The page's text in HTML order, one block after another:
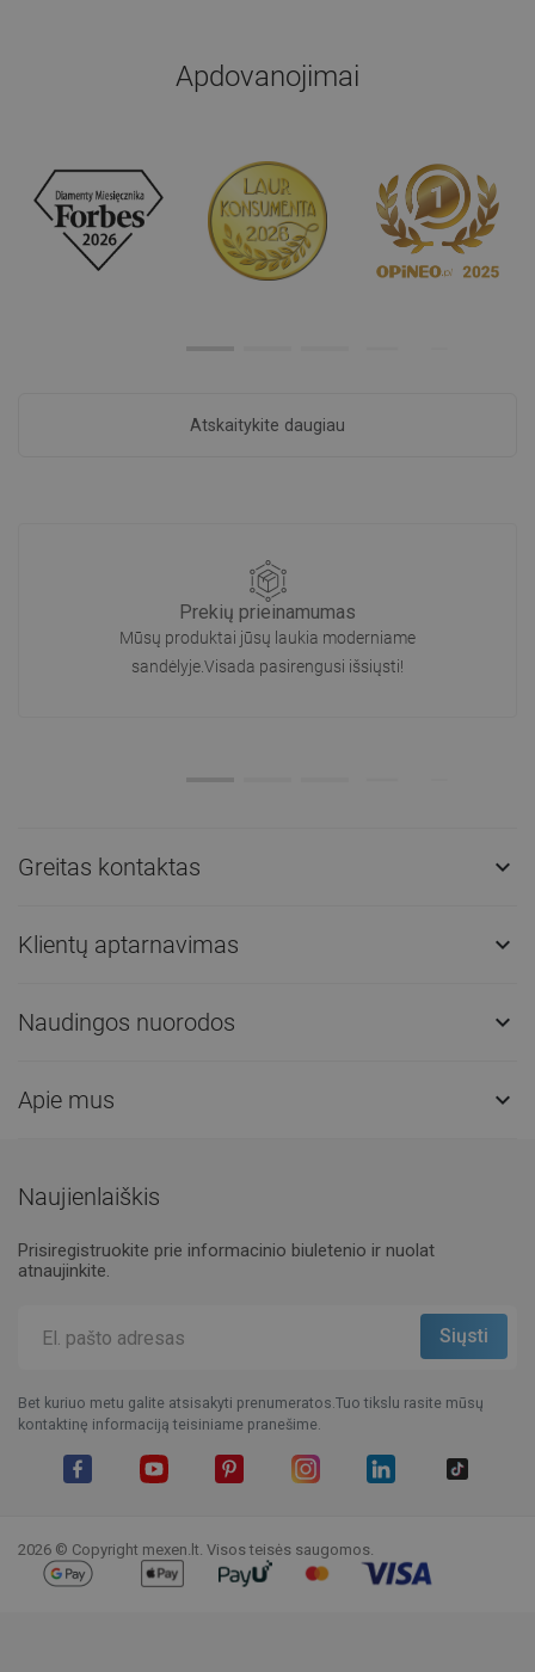
Apdovanojimai
Atskaitykite daugiau
Prekių prieinamumas
Mūsų produktai jūsų laukia moderniame
sandėlyje.Visada pasirengusi išsiųsti!
Greitas kontaktas 
Klientų aptarnavimas 
Naudingos nuorodos 
Apie mus 
Naujienlaiškis
Prisiregistruokite prie informacinio biuletenio ir nuolat
atnaujinkite.
Bet kuriuo metu galite atsisakyti prenumeratos.Tuo tikslu rasite mūsų
kontaktinę informaciją teisiniame pranešime.
2026 © Copyright mexen.lt. Visos teisės saugomos.